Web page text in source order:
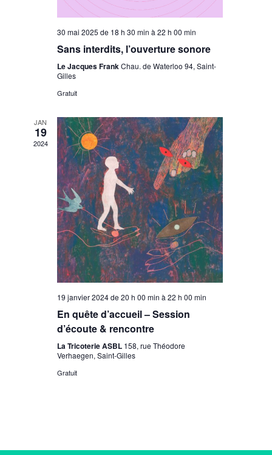
30 mai 2025 de 18 h 30 min à 22 h 00 min
Sans interdits, l’ouverture sonore
Le Jacques FrankChau. de Waterloo 94, Saint-
Gilles
Gratuit
JAN
19
2024
19 janvier 2024 de 20 h 00 min à 22 h 00 min
En quête d’accueil – Session
d’écoute & rencontre
La Tricoterie ASBL 158, rue Théodore
Verhaegen, Saint-Gilles
Gratuit